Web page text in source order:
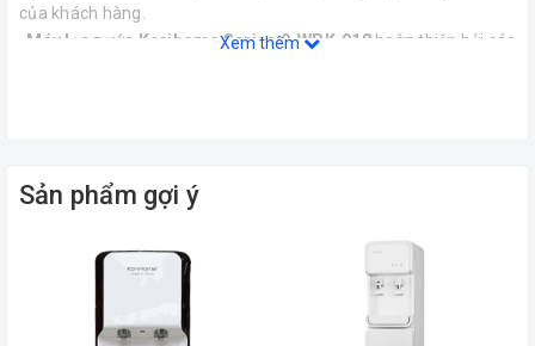
của khách hàng.
-Máy lọc nước Korihome Series 9-WPK-918 hoàn thiện bởi các
bình chứa nước nóng, bình chứa nước thường, nước ấm để dự
trữ và đảm bảo thường xuyên có nước phục vụ sở thích của mỗi
-Màn hình led hiện thông số rõ ràng cho người dùng nhận biết
các tình trạng hoạt động của máy. 2 vòi nước với 2 chế độ khác
nhau nóng, thường để bạn phân biệt và sử dụng pha trả, café,
Xem thêm
Sản phẩm gợi ý